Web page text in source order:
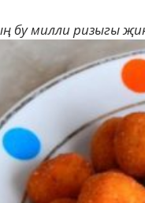
бу милли ризыгы